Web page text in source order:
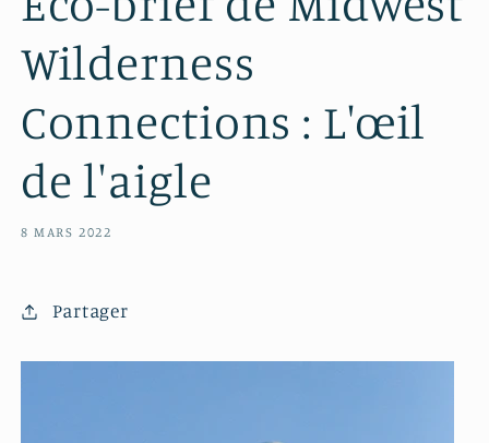
Wilderness
Connections : L'œil
de l'aigle
8 MARS 2022
Partager